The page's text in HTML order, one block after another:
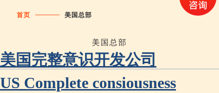
首页 美国总部
美国总部
美国完整意识开发公司
US Complete consiousness